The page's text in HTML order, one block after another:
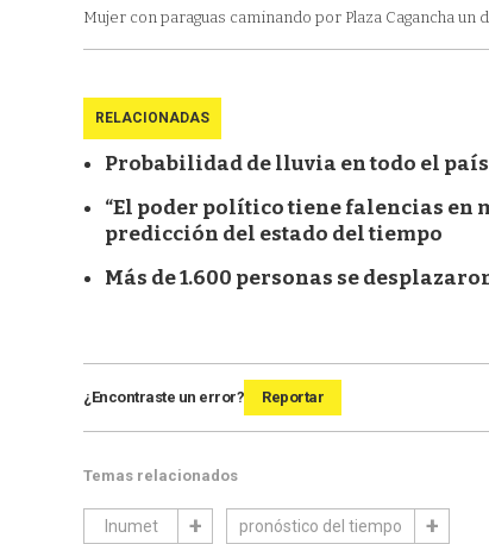
Mujer con paraguas caminando por Plaza Cagancha un
RELACIONADAS
Probabilidad de lluvia en todo el
“El poder político tiene falencias en
predicción del estado del tiempo
Más de 1.600 personas se
¿Encontraste un error? Reportar
Temas relacionados
Inumet pronóstico del tiempo